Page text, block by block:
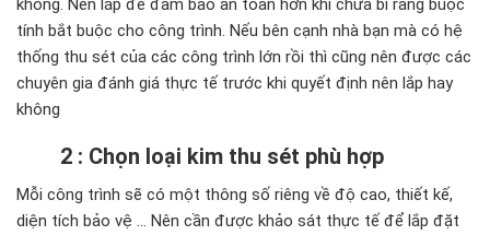
không. Nên lắp để đảm bảo an toàn hơn khi chưa bi ràng buộc
tính bắt buộc cho công trình. Nếu bên cạnh nhà bạn mà có hệ
thống thu sét của các công trình lớn rồi thì cũng nên được các
chuyên gia đánh giá thực tế trước khi quyết định nên lắp hay
không
2 : Chọn loại kim thu sét phù hợp
Mỗi công trình sẽ có một thông số riêng về độ cao, thiết kế,
diện tích bảo vệ … Nên cần được khảo sát thực tế để lắp đặt